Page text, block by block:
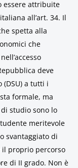
essere attribuite
all’art. 34. Il
spetta alla
che
deve
a tutti i
formale, ma
studio sono lo
meritevole
svantaggiato di
il proprio percorso
di II grado. Non è